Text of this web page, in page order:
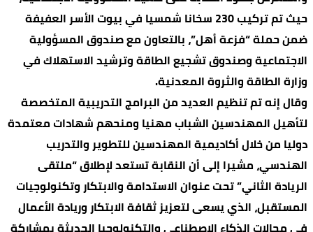
حيث تم تركيب 230 سخانا شمسيا في بيوت الأسر العفيفة
ضمن حملة “فزعة أهل”، بالتعاون مع صندوق المسؤولية
الاجتماعية وصندوق تشجيع الطاقة وترشيد الاستهلاك في
وزارة الطاقة والثروة المعدنية.
وقال إنه تم تنظيم العديد من البرامج التدريبية المتخصصة
لتأهيل المهندسين الشباب مهنيا ومنحهم شهادات معتمدة
دوليا من خلال أكاديمية المهندسين للتطوير والتدريب
الهندسي، مشيرا إلى أن النقابة تستعد لإطلاق “ملتقى
الريادة الثاني” تحت عنوان الاستدامة والابتكار وتكنولوجيات
المستقبل، الذي يسعى لتعزيز ثقافة الابتكار وريادة الأعمال